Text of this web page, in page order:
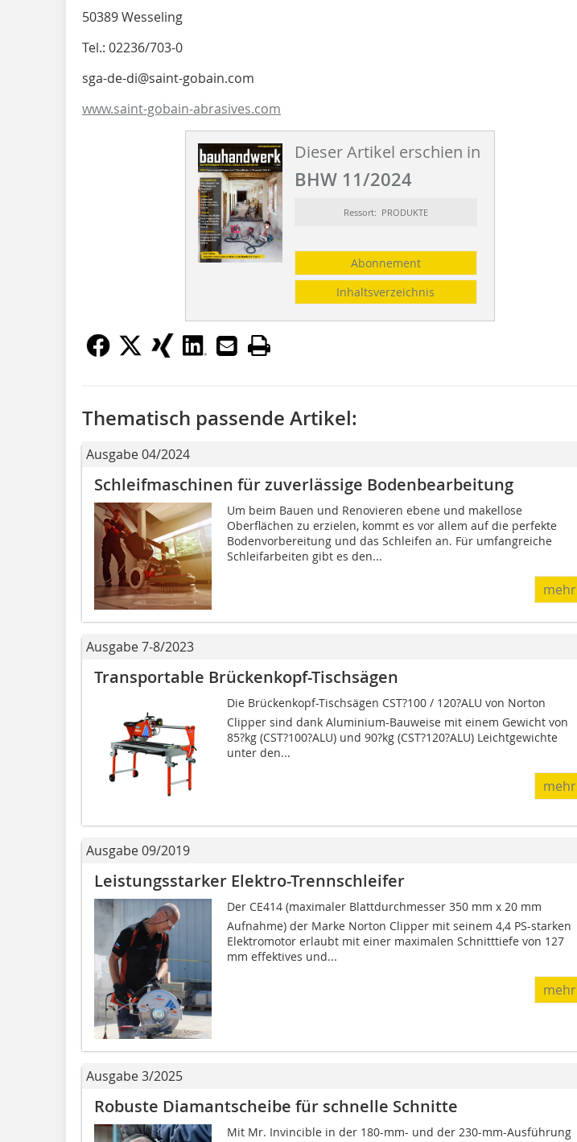
50389 Wesseling
Tel.: 02236/703-0
sga-de-di@saint-gobain.com
www.saint-gobain-­abrasives.com
Dieser Artikel erschien in
BHW 11/2024
Ressort: PRODUKTE
Abonnement
Inhaltsverzeichnis
Thematisch passende Artikel:
Ausgabe 04/2024
Schleifmaschinen für zuverlässige Bodenbearbeitung
Um beim Bauen und Renovieren ebene und makellose
Oberflächen zu erzielen, kommt es vor allem auf die perfekte
Bodenvorbereitung und das Schleifen an. Für umfangreiche
Schleifarbeiten gibt es den...
mehr
Ausgabe 7-8/2023
Transportable Brückenkopf-Tischsägen
Die Brückenkopf-Tischsägen CST?100 / 120?ALU von Norton
Clipper sind dank Aluminium-Bauweise mit einem Gewicht von
85?kg (CST?100?ALU) und 90?kg (CST?120?ALU) Leichtgewichte
unter den...
mehr
Ausgabe 09/2019
Leistungsstarker Elektro-Trennschleifer
Der CE414 (maximaler Blattdurchmesser 350 mm x 20 mm
Aufnahme) der Marke Norton Clipper mit seinem 4,4 PS-starken
Elektromotor erlaubt mit einer maximalen Schnitttiefe von 127
mm effektives und...
mehr
Ausgabe 3/2025
Robuste Diamantscheibe für schnelle Schnitte
Mit Mr. Invincible in der 180-mm- und der 230-mm-Ausführung